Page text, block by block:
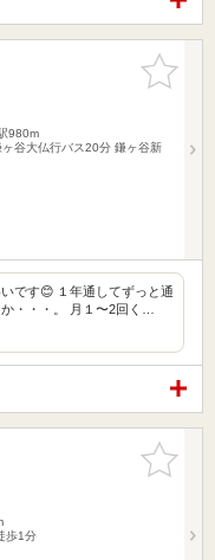
お気に入
りに追加
980m
谷大仏行バス20分 鎌ヶ谷新
です😊 １年通してずっと通
・・・。 月１〜2回く…
お気に入
りに追加
歩1分